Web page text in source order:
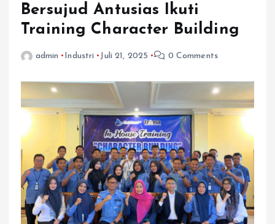
Bersujud Antusias Ikuti
Training Character Building
admin Industri Juli 21, 2025 0 Comments